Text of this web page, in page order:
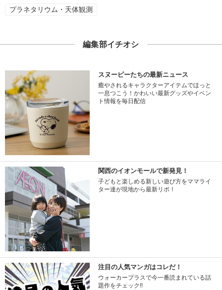
プラネタリウム・天体観測
編集部イチオシ
スヌーピーたちの最新ニュース
癒やされるキャラクターアイテムでほっと
一息つこう！かわいい最新グッズやイベン
ト情報を毎日配信
関西のイオンモールで新発見！
子どもと楽しめる新しい遊び方をママライ
ター達が現地から最新リポ！
注目の人気マンガはコレだ！
ウォーカープラスで今一番読まれている話
題作をチェック!!